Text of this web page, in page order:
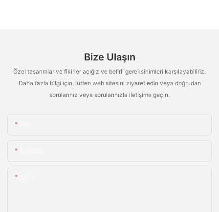
Bize Ulaşın
Özel tasarımlar ve fikirler açığız ve belirli gereksinimleri karşılayabiliriz.
Daha fazla bilgi için, lütfen web sitesini ziyaret edin veya doğrudan
sorularınız veya sorularınızla iletişime geçin.